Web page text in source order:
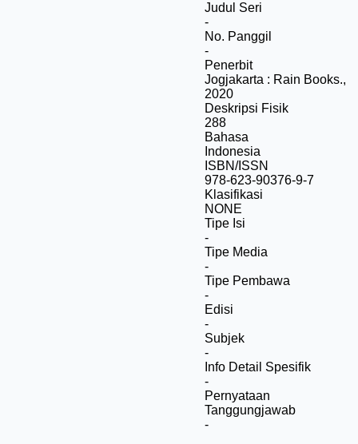
Judul Seri
-
No. Panggil
-
Penerbit
Jogjakarta : Rain Books.,
2020
Deskripsi Fisik
288
Bahasa
Indonesia
ISBN/ISSN
978-623-90376-9-7
Klasifikasi
NONE
Tipe Isi
-
Tipe Media
-
Tipe Pembawa
-
Edisi
-
Subjek
-
Info Detail Spesifik
-
Pernyataan
Tanggungjawab
-